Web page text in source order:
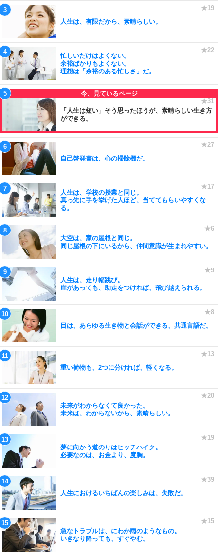
人生は、有限だから、素晴らしい。
忙しいだけはよくない。
余裕ばかりもよくない。
理想は「余裕のある忙しさ」だ。
「人生は短い」そう思ったほうが、素晴らしい生き方
ができる。
自己啓発書は、心の掃除機だ。
人生は、学校の授業と同じ。
真っ先に手を挙げた人ほど、当ててもらいやすくな
る。
大空は、家の屋根と同じ。
同じ屋根の下にいるから、仲間意識が生まれやすい。
人生は、走り幅跳び。
崖があっても、助走をつければ、飛び越えられる。
目は、あらゆる生き物と会話ができる、共通言語だ。
重い荷物も、2つに分ければ、軽くなる。
未来がわからなくて良かった。
未来は、わからないから、素晴らしい。
夢に向かう道のりはヒッチハイク。
必要なのは、お金より、度胸。
人生におけるいちばんの楽しみは、失敗だ。
急なトラブルは、にわか雨のようなもの。
いきなり降っても、すぐやむ。